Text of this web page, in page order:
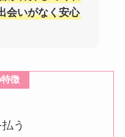
会いがなく安心
徴
う